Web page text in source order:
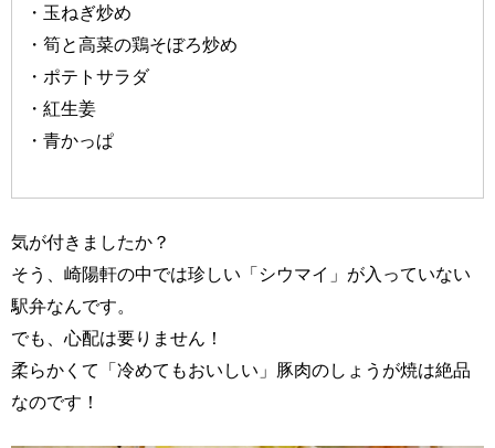
・玉ねぎ炒め
・筍と高菜の鶏そぼろ炒め
・ポテトサラダ
・紅生姜
・青かっぱ
気が付きましたか？
そう、崎陽軒の中では珍しい「シウマイ」が入っていない
駅弁なんです。
でも、心配は要りません！
柔らかくて「冷めてもおいしい」豚肉のしょうが焼は絶品
なのです！